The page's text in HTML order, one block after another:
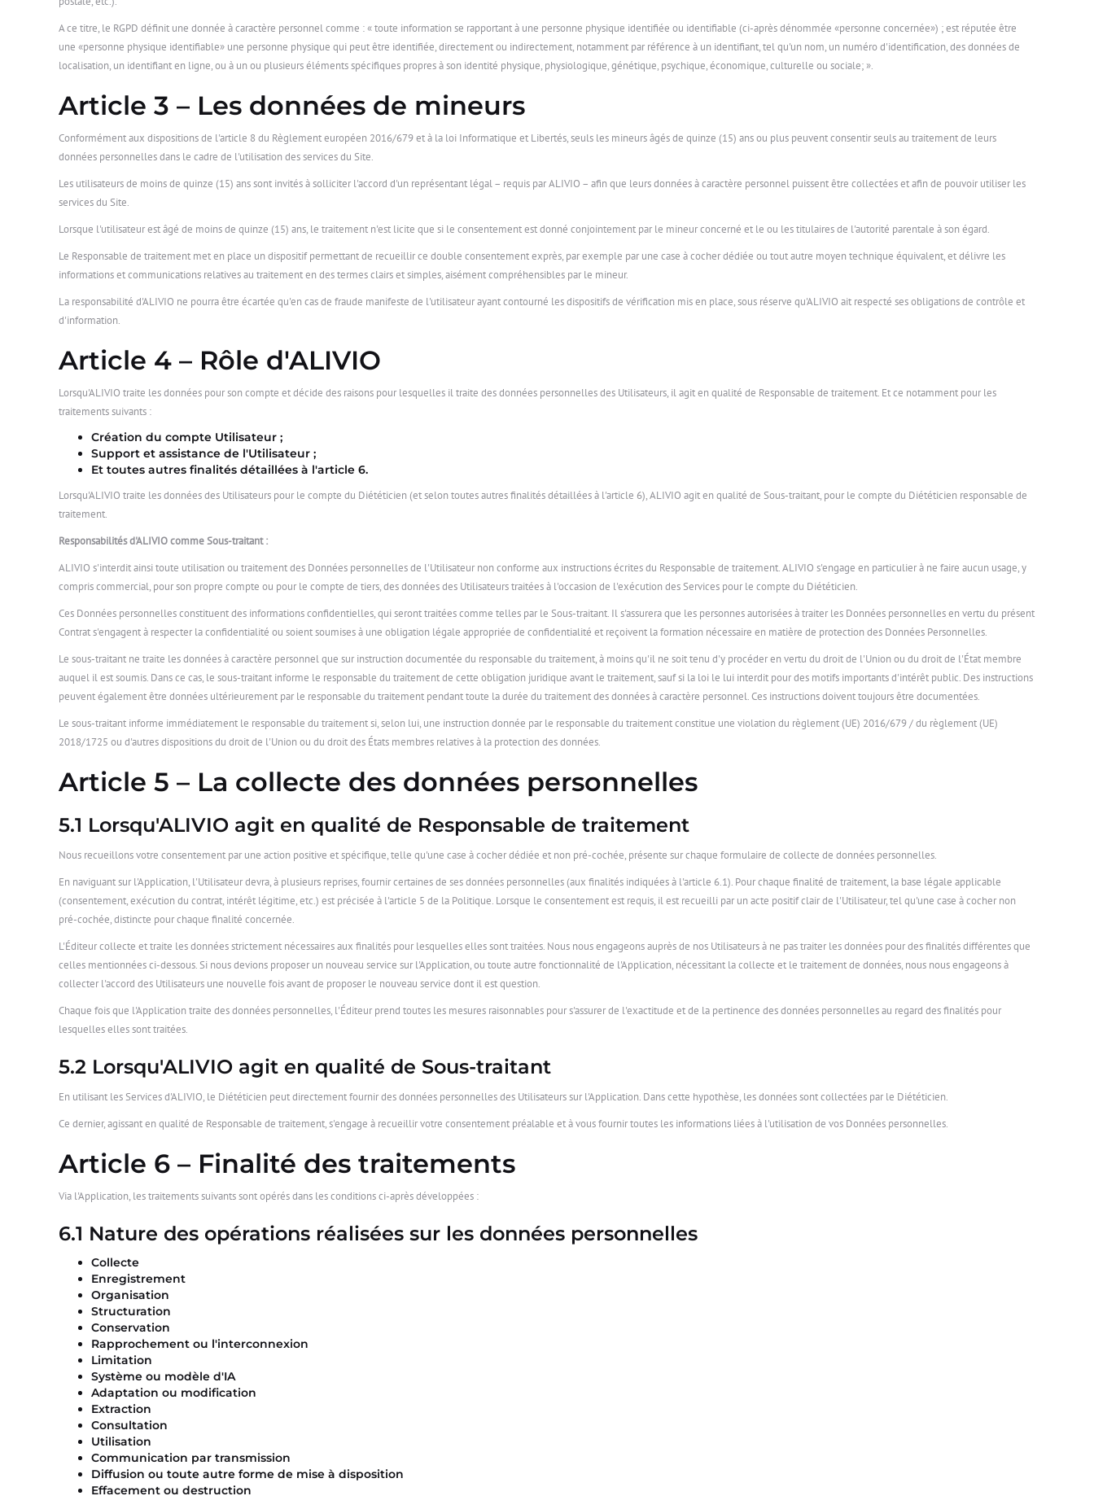
A ce titre, le RGPD définit une donnée à caractère personnel comme : « toute information se rapportant à une personne physique identifiée ou identifiable (ci-après dénommée «personne concernée») ; est réputée être
une «personne physique identifiable» une personne physique qui peut être identifiée, directement ou indirectement, notamment par référence à un identifiant, tel qu'un nom, un numéro d'identification, des données de
localisation, un identifiant en ligne, ou à un ou plusieurs éléments spécifiques propres à son identité physique, physiologique, génétique, psychique, économique, culturelle ou sociale; ».
Article 3 – Les données de mineurs
Conformément aux dispositions de l'article 8 du Règlement européen 2016/679 et à la loi Informatique et Libertés, seuls les mineurs âgés de quinze (15) ans ou plus peuvent consentir seuls au traitement de leurs
données personnelles dans le cadre de l'utilisation des services du Site.
Les utilisateurs de moins de quinze (15) ans sont invités à solliciter l'accord d'un représentant légal – requis par ALIVIO – afin que leurs données à caractère personnel puissent être collectées et afin de pouvoir utiliser les
services du Site.
Lorsque l'utilisateur est âgé de moins de quinze (15) ans, le traitement n'est licite que si le consentement est donné conjointement par le mineur concerné et le ou les titulaires de l'autorité parentale à son égard.
Le Responsable de traitement met en place un dispositif permettant de recueillir ce double consentement exprès, par exemple par une case à cocher dédiée ou tout autre moyen technique équivalent, et délivre les
informations et communications relatives au traitement en des termes clairs et simples, aisément compréhensibles par le mineur.
La responsabilité d'ALIVIO ne pourra être écartée qu'en cas de fraude manifeste de l'utilisateur ayant contourné les dispositifs de vérification mis en place, sous réserve qu'ALIVIO ait respecté ses obligations de contrôle et
d'information.
Article 4 – Rôle d'ALIVIO
Lorsqu'ALIVIO traite les données pour son compte et décide des raisons pour lesquelles il traite des données personnelles des Utilisateurs, il agit en qualité de Responsable de traitement. Et ce notamment pour les
traitements suivants :
Création du compte Utilisateur ;
Support et assistance de l'Utilisateur ;
Et toutes autres finalités détaillées à l'article 6.
Lorsqu'ALIVIO traite les données des Utilisateurs pour le compte du Diététicien (et selon toutes autres finalités détaillées à l'article 6), ALIVIO agit en qualité de Sous-traitant, pour le compte du Diététicien responsable de
traitement.
Responsabilités d'ALIVIO comme Sous-traitant :
ALIVIO s'interdit ainsi toute utilisation ou traitement des Données personnelles de l'Utilisateur non conforme aux instructions écrites du Responsable de traitement. ALIVIO s'engage en particulier à ne faire aucun usage, y
compris commercial, pour son propre compte ou pour le compte de tiers, des données des Utilisateurs traitées à l'occasion de l'exécution des Services pour le compte du Diététicien.
Ces Données personnelles constituent des informations confidentielles, qui seront traitées comme telles par le Sous-traitant. Il s'assurera que les personnes autorisées à traiter les Données personnelles en vertu du présent
Contrat s'engagent à respecter la confidentialité ou soient soumises à une obligation légale appropriée de confidentialité et reçoivent la formation nécessaire en matière de protection des Données Personnelles.
Le sous-traitant ne traite les données à caractère personnel que sur instruction documentée du responsable du traitement, à moins qu'il ne soit tenu d'y procéder en vertu du droit de l'Union ou du droit de l'État membre
auquel il est soumis. Dans ce cas, le sous-traitant informe le responsable du traitement de cette obligation juridique avant le traitement, sauf si la loi le lui interdit pour des motifs importants d'intérêt public. Des instructions
peuvent également être données ultérieurement par le responsable du traitement pendant toute la durée du traitement des données à caractère personnel. Ces instructions doivent toujours être documentées.
Le sous-traitant informe immédiatement le responsable du traitement si, selon lui, une instruction donnée par le responsable du traitement constitue une violation du règlement (UE) 2016/679 / du règlement (UE)
2018/1725 ou d'autres dispositions du droit de l'Union ou du droit des États membres relatives à la protection des données.
Article 5 – La collecte des données personnelles
5.1 Lorsqu'ALIVIO agit en qualité de Responsable de traitement
Nous recueillons votre consentement par une action positive et spécifique, telle qu'une case à cocher dédiée et non pré-cochée, présente sur chaque formulaire de collecte de données personnelles.
En naviguant sur l'Application, l'Utilisateur devra, à plusieurs reprises, fournir certaines de ses données personnelles (aux finalités indiquées à l'article 6.1). Pour chaque finalité de traitement, la base légale applicable
(consentement, exécution du contrat, intérêt légitime, etc.) est précisée à l'article 5 de la Politique. Lorsque le consentement est requis, il est recueilli par un acte positif clair de l'Utilisateur, tel qu'une case à cocher non
pré-cochée, distincte pour chaque finalité concernée.
L'Éditeur collecte et traite les données strictement nécessaires aux finalités pour lesquelles elles sont traitées. Nous nous engageons auprès de nos Utilisateurs à ne pas traiter les données pour des finalités différentes que
celles mentionnées ci-dessous. Si nous devions proposer un nouveau service sur l'Application, ou toute autre fonctionnalité de l'Application, nécessitant la collecte et le traitement de données, nous nous engageons à
collecter l'accord des Utilisateurs une nouvelle fois avant de proposer le nouveau service dont il est question.
Chaque fois que l'Application traite des données personnelles, l'Éditeur prend toutes les mesures raisonnables pour s'assurer de l'exactitude et de la pertinence des données personnelles au regard des finalités pour
lesquelles elles sont traitées.
5.2 Lorsqu'ALIVIO agit en qualité de Sous-traitant
En utilisant les Services d'ALIVIO, le Diététicien peut directement fournir des données personnelles des Utilisateurs sur l'Application. Dans cette hypothèse, les données sont collectées par le Diététicien.
Ce dernier, agissant en qualité de Responsable de traitement, s'engage à recueillir votre consentement préalable et à vous fournir toutes les informations liées à l'utilisation de vos Données personnelles.
Article 6 – Finalité des traitements
Via l'Application, les traitements suivants sont opérés dans les conditions ci-après développées :
6.1 Nature des opérations réalisées sur les données personnelles
Collecte
Enregistrement
Organisation
Structuration
Conservation
Rapprochement ou l'interconnexion
Limitation
Système ou modèle d'IA
Adaptation ou modification
Extraction
Consultation
Utilisation
Communication par transmission
Diffusion ou toute autre forme de mise à disposition
Effacement ou destruction